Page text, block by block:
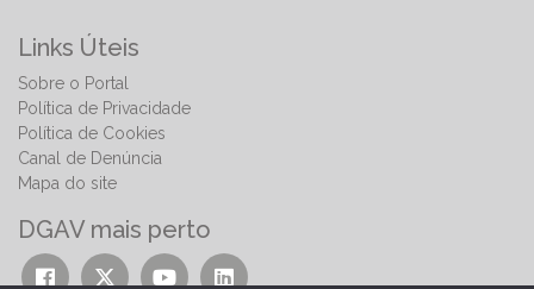
Links Úteis
Sobre o Portal
Política de Privacidade
Política de Cookies
Canal de Denúncia
Mapa do site
DGAV mais perto